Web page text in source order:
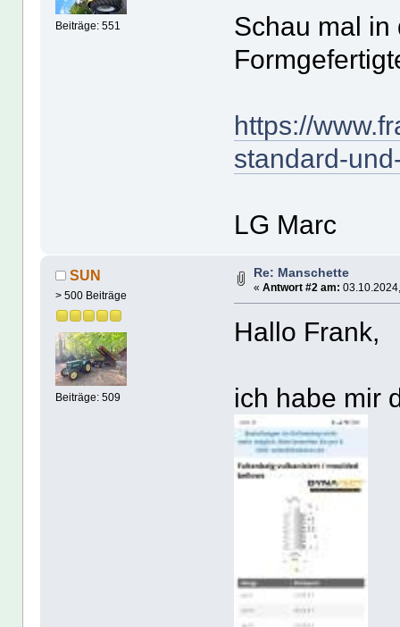
Beiträge: 551
Schau mal in
https://
standard-
LG Marc
SUN
> 500 Beiträge
Beiträge: 509
Re: Manschette
« Antwort #2 am:
Hallo Frank,
ich habe mir